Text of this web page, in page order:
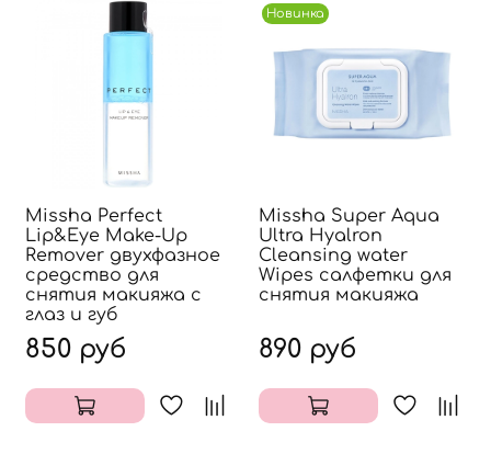
Missha Perfect
Lip&Eye Make-Up
Remover двухфазное
средство для
снятия макияжа с
глаз и губ
850 руб
Новинка
Missha Super Aqua
Ultra Hyalron
Cleansing water
Wipes салфетки для
снятия макияжа
890 руб